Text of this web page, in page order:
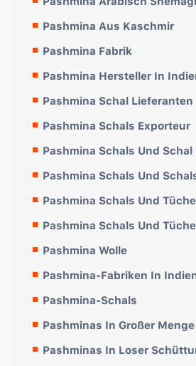
Pashmina Aus Kaschmir
Pashmina Fabrik
Pashmina Hersteller In
Pashmina Schal Lieferanten
Pashmina Schals Exporteur
Pashmina Schals Und
Pashmina Schals Und
Pashmina Schals Und
Pashmina Schals Und
Pashmina Wolle
Pashmina-Fabriken In
Pashmina-Schals
Pashminas In Großer Menge
Pashminas In Loser